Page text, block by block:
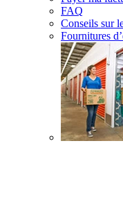
FAQ
Conseils sur
Fournitures